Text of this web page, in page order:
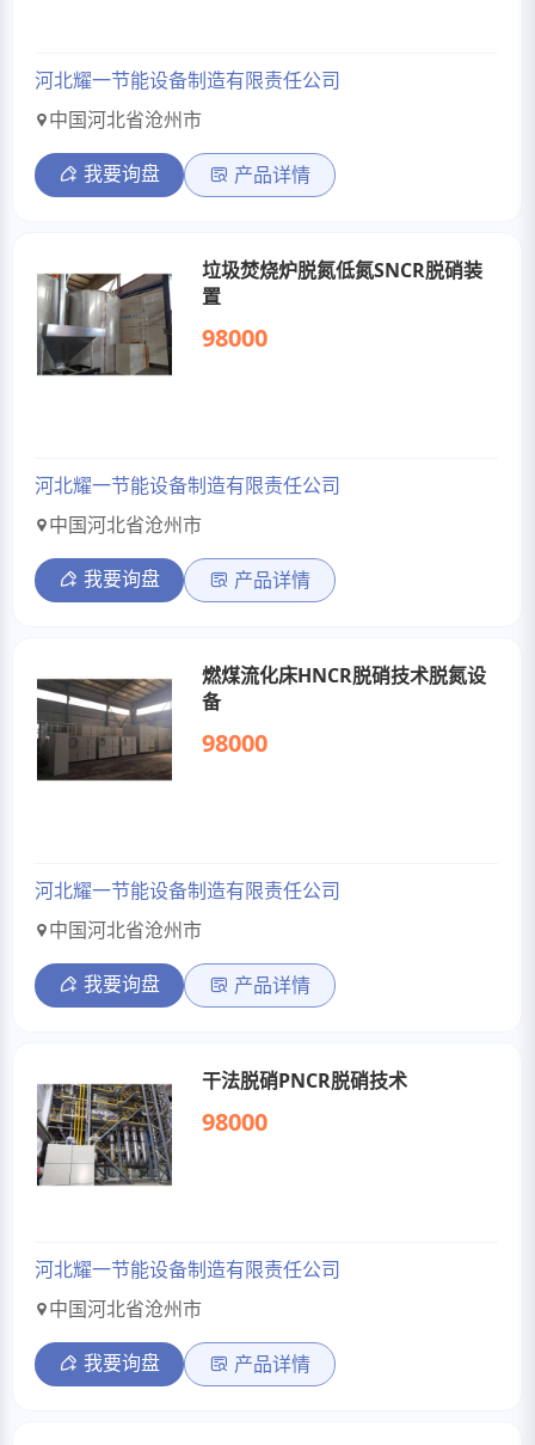
河北耀一节能设备制造有限责任公司
中国河北省沧州市
我要询盘 产品详情
垃圾焚烧炉脱氮低氮SNCR脱硝装
置
98000
河北耀一节能设备制造有限责任公司
中国河北省沧州市
我要询盘 产品详情
燃煤流化床HNCR脱硝技术脱氮设
备
98000
河北耀一节能设备制造有限责任公司
中国河北省沧州市
我要询盘 产品详情
干法脱硝PNCR脱硝技术
98000
河北耀一节能设备制造有限责任公司
中国河北省沧州市
我要询盘 产品详情